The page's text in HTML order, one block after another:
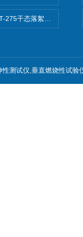
275干态落絮测试仪
测试仪,垂直燃烧性试验